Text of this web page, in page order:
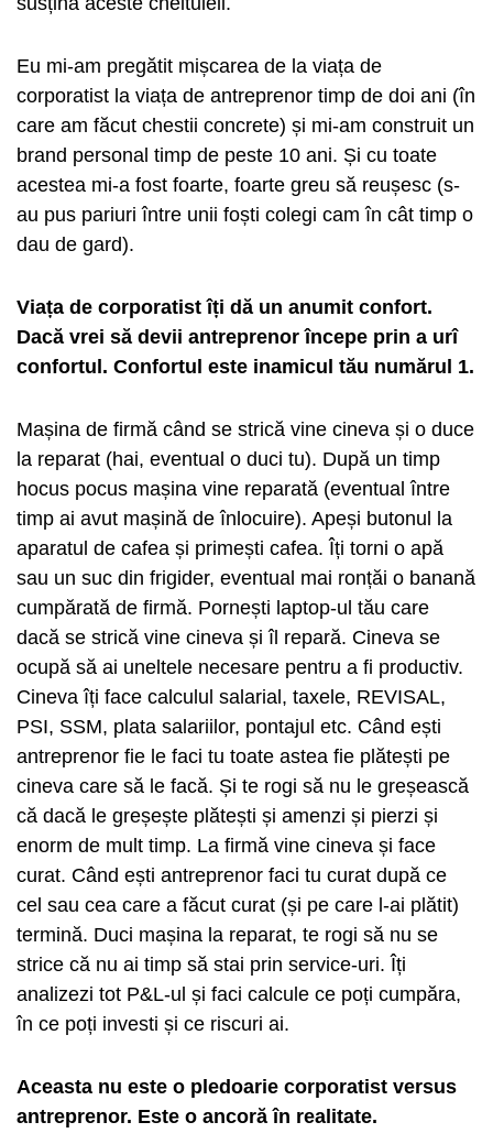
Eu mi-am pregătit mișcarea de la viața de
corporatist la viața de antreprenor timp de doi ani (în
care am făcut chestii concrete) și mi-am construit un
brand personal timp de peste 10 ani. Și cu toate
acestea mi-a fost foarte, foarte greu să reușesc (s-
au pus pariuri între unii foști colegi cam în cât timp o
dau de gard).
Viața de corporatist îți dă un anumit confort.
Dacă vrei să devii antreprenor începe prin a urî
confortul. Confortul este inamicul tău numărul 1.
Mașina de firmă când se strică vine cineva și o duce
la reparat (hai, eventual o duci tu). După un timp
hocus pocus mașina vine reparată (eventual între
timp ai avut mașină de înlocuire). Apeși butonul la
aparatul de cafea și primești cafea. Îți torni o apă
sau un suc din frigider, eventual mai ronțăi o banană
cumpărată de firmă. Pornești laptop-ul tău care
dacă se strică vine cineva și îl repară. Cineva se
ocupă să ai uneltele necesare pentru a fi productiv.
Cineva îți face calculul salarial, taxele, REVISAL,
PSI, SSM, plata salariilor, pontajul etc. Când ești
antreprenor fie le faci tu toate astea fie plătești pe
cineva care să le facă. Și te rogi să nu le greșească
că dacă le greșește plătești și amenzi și pierzi și
enorm de mult timp. La firmă vine cineva și face
curat. Când ești antreprenor faci tu curat după ce
cel sau cea care a făcut curat (și pe care l-ai plătit)
termină. Duci mașina la reparat, te rogi să nu se
strice că nu ai timp să stai prin service-uri. Îți
analizezi tot P&L-ul și faci calcule ce poți cumpăra,
în ce poți investi și ce riscuri ai.
Aceasta nu este o pledoarie corporatist versus
antreprenor. Este o ancoră în realitate.